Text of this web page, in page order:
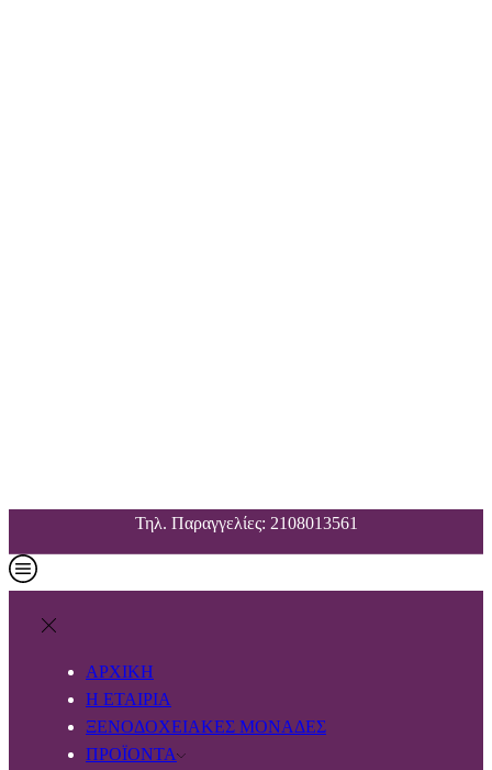
Τηλ. Παραγγελίες: 2108013561
ΑΡΧΙΚΗ
Η ΕΤΑΙΡΙΑ
ΞΕΝΟΔΟΧΕΙΑΚΕΣ ΜΟΝΑΔΕΣ
ΠΡΟΪΟΝΤΑ